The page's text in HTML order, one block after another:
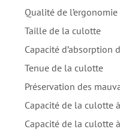
Qualité de l’ergonomie
Taille de la culotte
Capacité d’absorption
Tenue de la culotte
Préservation des
Capacité de la culotte
Capacité de la culotte